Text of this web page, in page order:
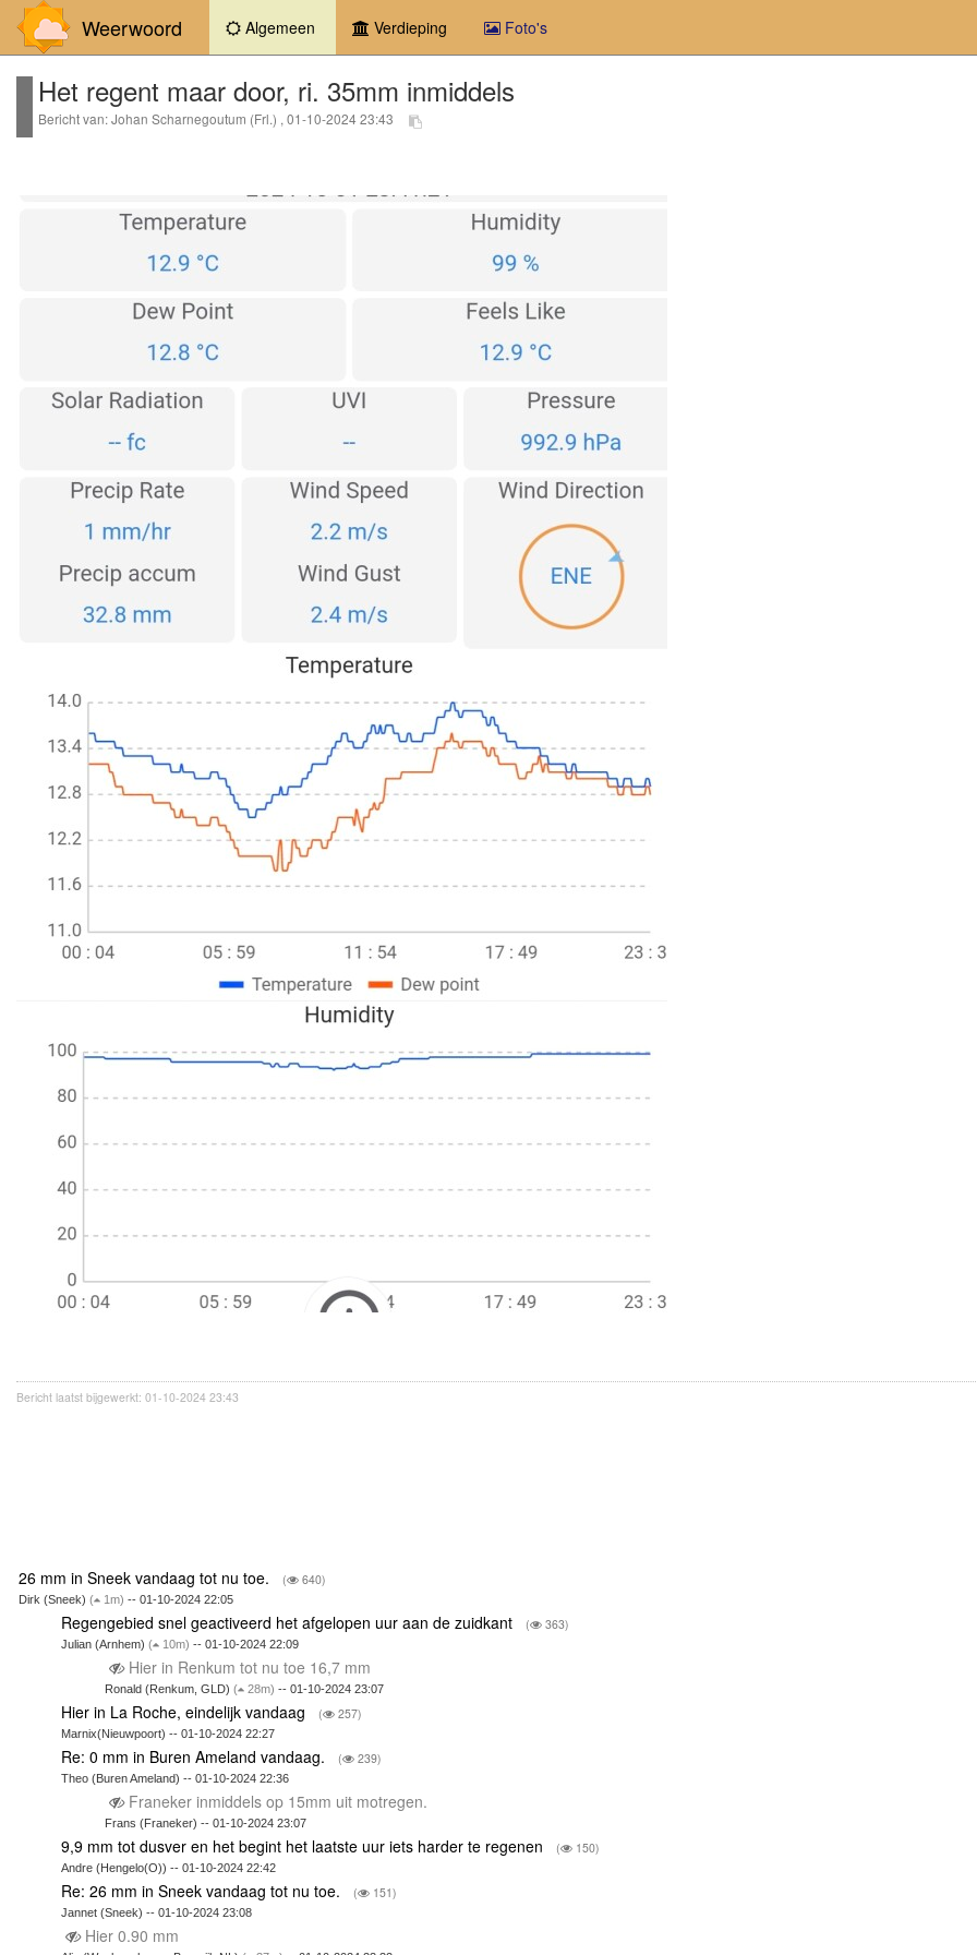
Weerwoord Algemeen (current)Verdieping Foto's
Het regent maar door, ri. 35mm inmiddels
Bericht van: Johan Scharnegoutum (Frl.) , 01-10-2024 23:43
Bericht laatst bijgewerkt: 01-10-2024 23:43
26 mm in Sneek vandaag tot nu toe. ( 640)
Dirk (Sneek) ( 1m) -- 01-10-2024 22:05
Regengebied snel geactiveerd het afgelopen uur aan de zuidkant ( 363)
Julian (Arnhem)( 10m) -- 01-10-2024 22:09
Hier in Renkum tot nu toe 16,7 mm
Ronald (Renkum, GLD) ( 28m) -- 01-10-2024 23:07
Hier in La Roche, eindelijk vandaag ( 257)
Marnix(Nieuwpoort) -- 01-10-2024 22:27
Re: 0 mm in Buren Ameland vandaag. ( 239)
Theo (Buren Ameland) -- 01-10-2024 22:36
Franeker inmiddels op 15mm uit motregen.
Frans (Franeker) -- 01-10-2024 23:07
9,9 mm tot dusver en het begint het laatste uur iets harder te regenen ( 150)
Andre (Hengelo(O)) -- 01-10-2024 22:42
Re: 26 mm in Sneek vandaag tot nu toe. ( 151)
Jannet (Sneek) -- 01-10-2024 23:08
Hier 0.90 mm